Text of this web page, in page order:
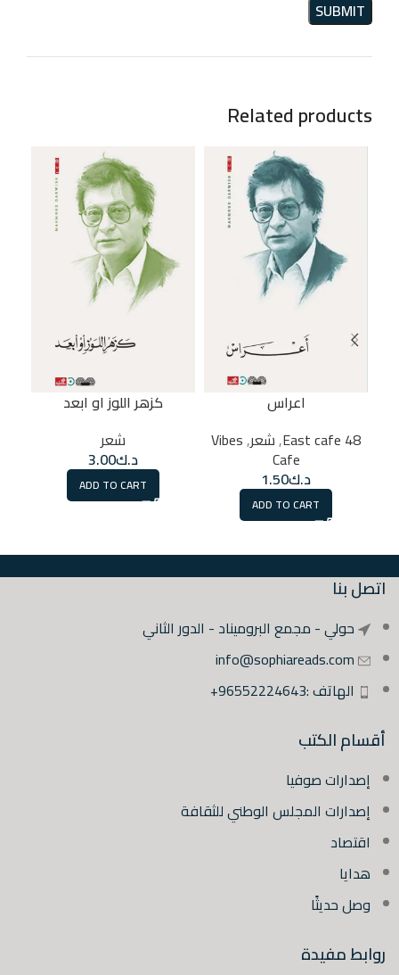
Related products
اعراس
48 East cafe
,شعر,
Vibes
Cafe
د.ك1.50
ADD TO CART
كزهر اللوز او ابعد
شعر
د.ك3.00
ADD TO CART
اتصل بنا
حولي - مجمع البروميناد - الدور الثاني
info@sophiareads.com
الهاتف :96552224643+
أقسام الكتب
إصدارات صوفيا
إصدارات المجلس الوطني للثقافة
اقتصاد
هدايا
وصل حديثًا
روابط مفيدة